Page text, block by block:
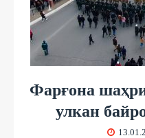
Фарғона
улкан